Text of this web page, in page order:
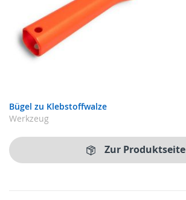
Bügel zu Klebstoffwalze
Werkzeug
Zur Produktseite